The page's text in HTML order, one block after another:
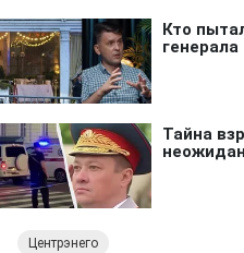
Центрэнего